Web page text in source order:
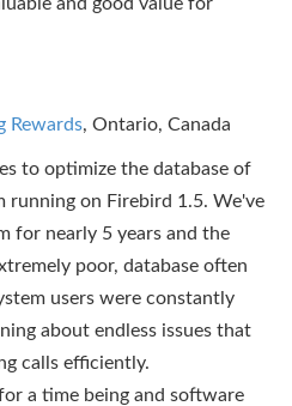
Rewards, Ontario, Canada
to optimize the database of
running on Firebird 1.5. We've
for nearly 5 years and the
poor, database often
users were constantly
about endless issues that
calls efficiently.
a time being and software